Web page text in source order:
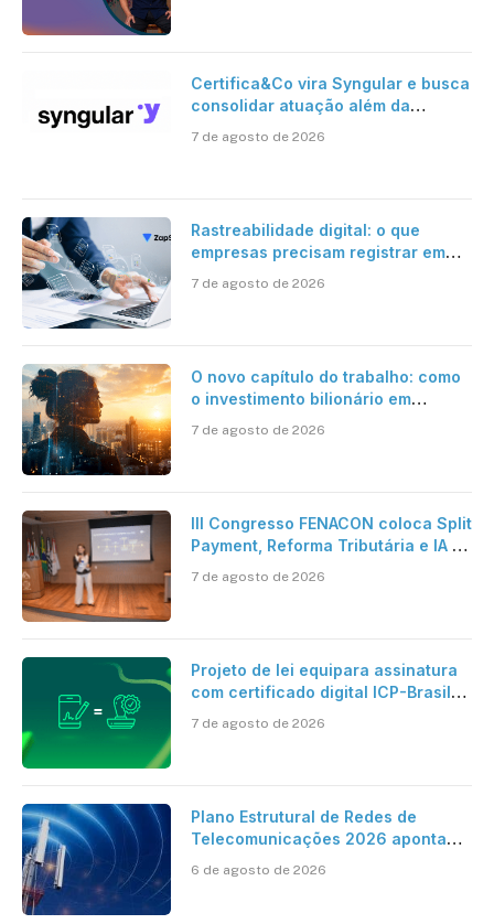
Certifica&Co vira Syngular e busca
consolidar atuação além da
7 de agosto de 2026
Rastreabilidade digital: o que
empresas precisam registrar em
7 de agosto de 2026
O novo capítulo do trabalho: como
o investimento bilionário em
verdadeira era da inteligência
7 de agosto de 2026
III Congresso FENACON coloca Split
Payment, Reforma Tributária e IA no
7 de agosto de 2026
Projeto de lei equipara assinatura
com certificado digital ICP-Brasil
cartório
7 de agosto de 2026
Plano Estrutural de Redes de
Telecomunicações 2026 aponta
mantém desafio
6 de agosto de 2026